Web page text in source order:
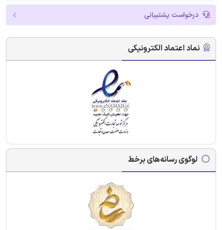
درخواست پشتیبانی
نماد اعتماد الکترونیکی
لوگوی رسانه‌های برخط